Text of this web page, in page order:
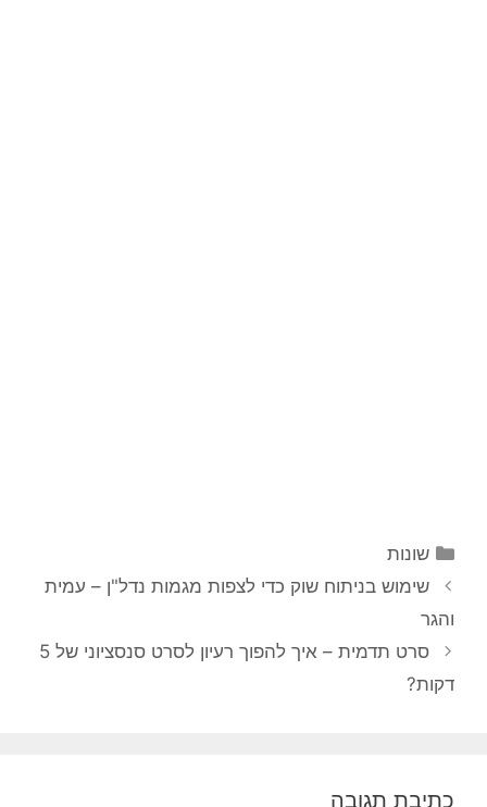
קטגוריות
שונות
ניווטשימוש בניתוח שוק כדי לצפות מגמות נדל"ן – עמית
והגר
סרט תדמית – איך להפוך רעיון לסרט סנסציוני של 5
דקות?
כתיבת תגובה